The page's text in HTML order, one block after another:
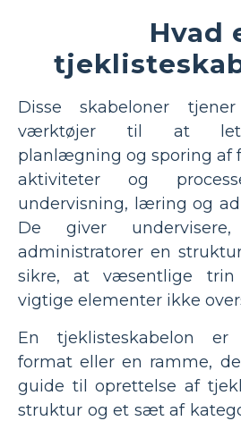
Hvad
Disse skabeloner
værktøjer til at lette
planlægning og sporing af
aktiviteter og
undervisning, læring og
De giver
administratorer en
sikre, at væsentlige trin
vigtige elementer ikke
En tjeklisteskabelon
format eller en ramme,
guide til oprettelse af
struktur og et sæt af